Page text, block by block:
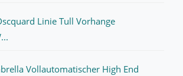
Linie Tull Vorhange
Vollautomatischer High End